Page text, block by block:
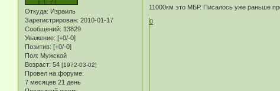
Откуда: Израиль
Зарегистрирован: 2010-01-17
Сообщений: 13829
Уважение: [+0/-0]
Позитив: [+0/-0]
Пол: Мужской
Возраст: 54 [1972-03-02]
Провел на форуме:
7 месяцев 21 день
11000км это МБР. Писалось уже раньше
0